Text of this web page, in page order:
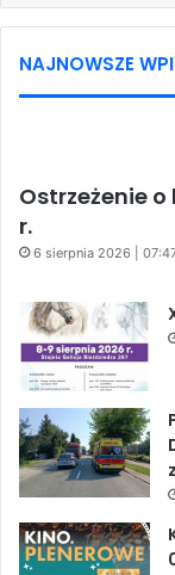
NAJNOWSZE
Ostrzeżenie
r.
6 sierpnia 2026 |